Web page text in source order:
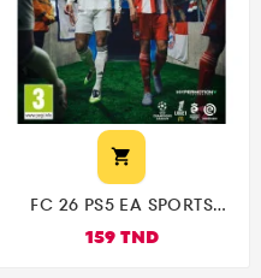

FC 26 PS5 EA SPORTS
بالتعليق العربي
159 TND